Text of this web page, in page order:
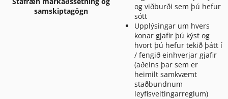
samskiptagögn
og viðburði sem þú hefur
sótt
Upplýsingar um hvers
konar gjafir þú kýst og
hvort þú hefur tekið þátt í
/ fengið einhverjar gjafir
(aðeins þar sem er
heimilt samkvæmt
staðbundnum
leyfisveitingarreglum)